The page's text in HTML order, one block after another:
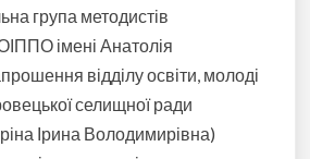
група методистів
імені Анатолія
відділу освіти, молоді
селищної ради
Ірина Володимирівна)